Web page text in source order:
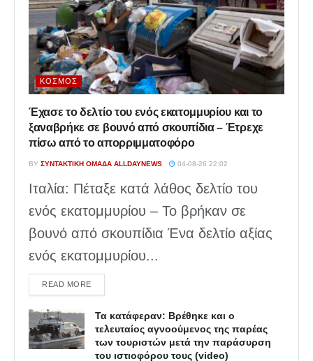
ΚΌΣΜΟΣ
Έχασε το δελτίο του ενός εκατομμυρίου και το
ξαναβρήκε σε βουνό από σκουπίδια – Έτρεχε
πίσω από το απορριμματοφόρο
BY ΣΥΝΤΑΚΤΙΚΉ ΟΜΆΔΑ ALLDAYNEWS 04-08-26 22:02
Ιταλία: Πέταξε κατά λάθος δελτίο του
ενός εκατομμυρίου – Το βρήκαν σε
βουνό από σκουπίδια Ένα δελτίο αξίας
ενός εκατομμυρίου...
READ MOREDETAILS
Τα κατάφεραν: Βρέθηκε και ο
τελευταίος αγνοούμενος της παρέας
των τουριστών μετά την παράσυρση
του ιστιοφόρου τους (video)